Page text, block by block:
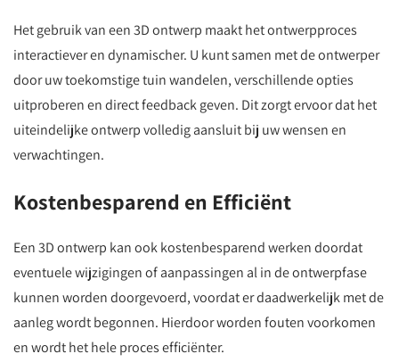
Het gebruik van een 3D ontwerp maakt het ontwerpproces
interactiever en dynamischer. U kunt samen met de ontwerper
door uw toekomstige tuin wandelen, verschillende opties
uitproberen en direct feedback geven. Dit zorgt ervoor dat het
uiteindelijke ontwerp volledig aansluit bij uw wensen en
verwachtingen.
Kostenbesparend en Efficiënt
Een 3D ontwerp kan ook kostenbesparend werken doordat
eventuele wijzigingen of aanpassingen al in de ontwerpfase
kunnen worden doorgevoerd, voordat er daadwerkelijk met de
aanleg wordt begonnen. Hierdoor worden fouten voorkomen
en wordt het hele proces efficiënter.